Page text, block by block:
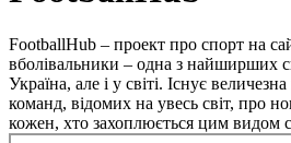
FootballHub – проект про спорт на
вболівальники – одна з найширших
Україна, але і у світі. Існує
команд, відомих на увесь світ, про
кожен, хто захоплюється цим видом